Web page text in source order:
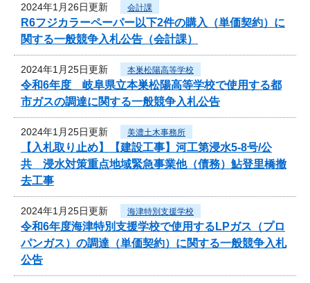
2024年1月26日更新 会計課
R6フジカラーペーパー以下2件の購入（単価契約）に
関する一般競争入札公告（会計課）
2024年1月25日更新 本巣松陽高等学校
令和6年度 岐阜県立本巣松陽高等学校で使用する都
市ガスの調達に関する一般競争入札公告
2024年1月25日更新 美濃土木事務所
【入札取り止め】【建設工事】河工第浸水5-8号/公
共 浸水対策重点地域緊急事業他（債務）鮎登里橋撤
去工事
2024年1月25日更新 海津特別支援学校
令和6年度海津特別支援学校で使用するLPガス（プロ
パンガス）の調達（単価契約）に関する一般競争入札
公告